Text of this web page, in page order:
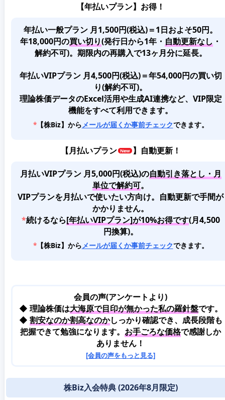
【年払いプラン】お得！
年払い一般プラン 月1,500円(税込)＝1日およそ50円。
年18,000円の買い切り(発行日から1年・ 自動更新なし ・
解約不可)。期限内の再購入で13ヶ月分に延長。
年払いVIPプラン 月4,500円(税込)＝年54,000円の買い切
り(解約不可)。
理論株価データのExcel活用や生成AI連携など、VIP限定
機能をすべて利用できます。
*【株Biz】から メールが届くか事前チェックできます。
【月払いプラン 】自動更新！
月払いVIPプラン 月5,000円(税込)の自動引き落とし・月
単位で解約可。
VIPプランを月払いで使いたい方向け。自動更新で手間が
かかりません。
*続けるなら[年払いVIPプラン]が10%お得です(月4,500
円換算)。
*【株Biz】からメールが届くか事前チェックできます。
会員の声(アンケートより)
◆ 理論株価は大海原で目印が無かった私の羅針盤です。
◆ 割安なのか割高なのかしっかり確認でき、成長段階も
把握できて勉強になります。 お手ごろな価格で感謝しか
ありません！
[会員の声をもっと見る]
株Biz入会特典 (2026年8月限定)